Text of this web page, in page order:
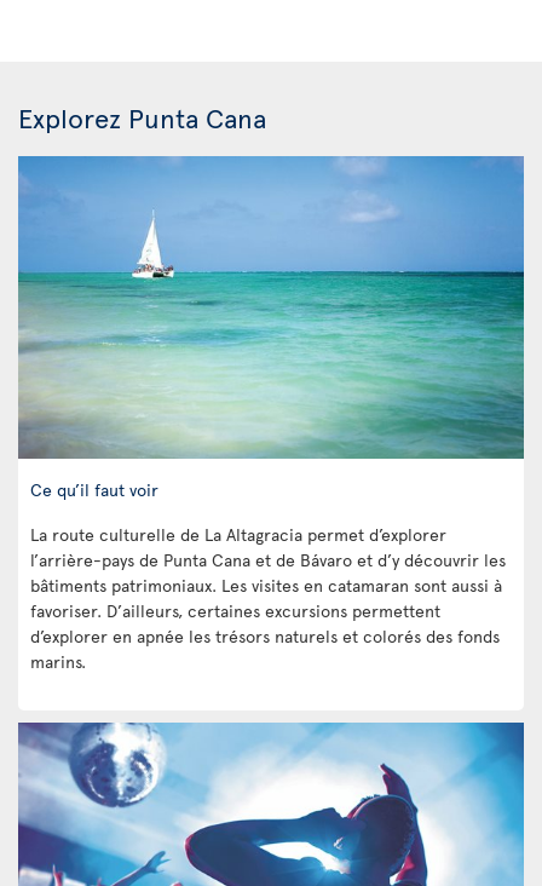
Explorez Punta Cana
Ce qu’il faut voir
La route culturelle de La Altagracia permet d’explorer
l’arrière-pays de Punta Cana et de Bávaro et d’y découvrir les
bâtiments patrimoniaux. Les visites en catamaran sont aussi à
favoriser. D’ailleurs, certaines excursions permettent
d’explorer en apnée les trésors naturels et colorés des fonds
marins.